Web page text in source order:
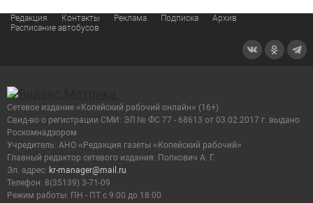
Редакция Контакты Реклама Подписка
Архив
Расписание автобусов
Сетевое издание «Копейский рабочий онлайн» (16+)
Cвид-во о регистрации СМИ: ЭЛ № ФС 77 - 68613 от 03.02.2017 г. выдано
Роскомнадзором
Учредитель: АНО «Редакция газеты «Копейский рабочий»
Главный редактор сетевого издания: Попкович А. Г.
Эл. адрес: kr-manager@mail.ru
Телефон: 8(35139) 3-71-09
Режим работы: ПН - ПТ с 9:00 до 18:00